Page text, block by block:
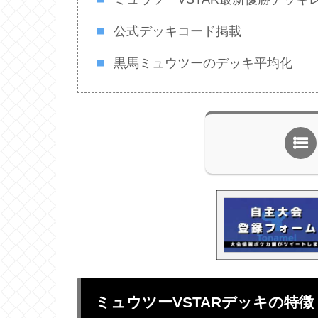
公式デッキコード掲載
黒馬ミュウツーのデッキ平均化
ミュウツーVSTARデッキの特徴